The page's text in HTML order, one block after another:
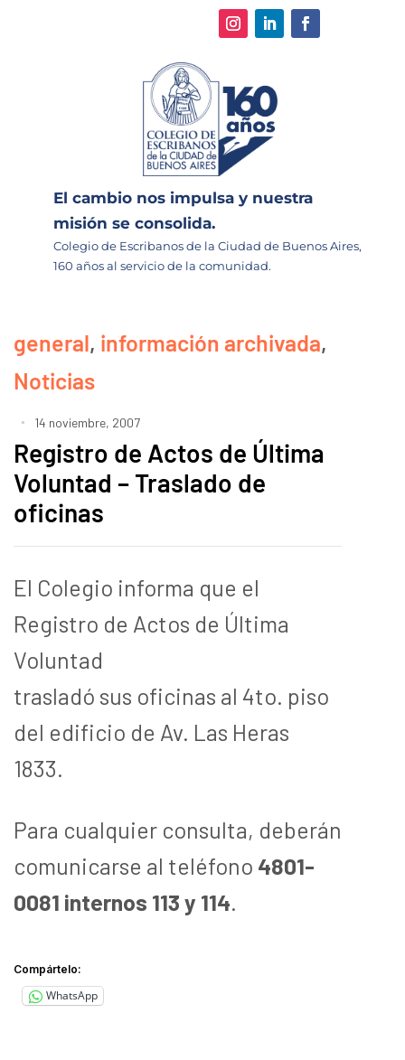
El cambio nos impulsa y nuestra
misión se consolida.
Colegio de Escribanos de la Ciudad de Buenos Aires,
160 años al servicio de la comunidad.
general, información archivada,
Noticias
14 noviembre, 2007
Registro de Actos de Última
Voluntad – Traslado de
oficinas
El Colegio informa que el
Registro de Actos de Última
Voluntad
trasladó sus oficinas al 4to. piso
del edificio de Av. Las Heras
1833.
Para cualquier consulta, deberán
comunicarse al teléfono 4801-
0081 internos 113 y 114.
Compártelo:
WhatsApp